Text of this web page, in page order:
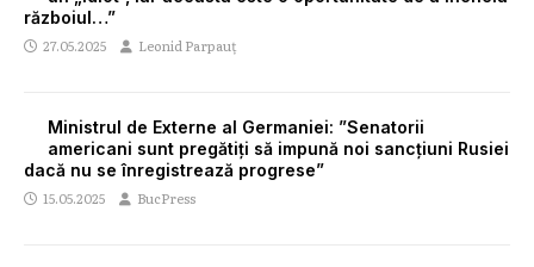
războiul…”
27.05.2025 Leonid Parpauț
Ministrul de Externe al Germaniei: ”Senatorii
americani sunt pregătiți să impună noi sancțiuni Rusiei
dacă nu se înregistrează progrese”
15.05.2025 BucPress